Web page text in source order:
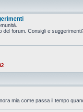
del forum. Consigli e
mia come passa il tempo